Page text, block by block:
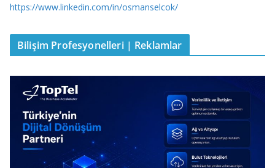
https://www.linkedin.com/in/osmanselcok/
Bilişim Profesyonelleri | Reklamlar